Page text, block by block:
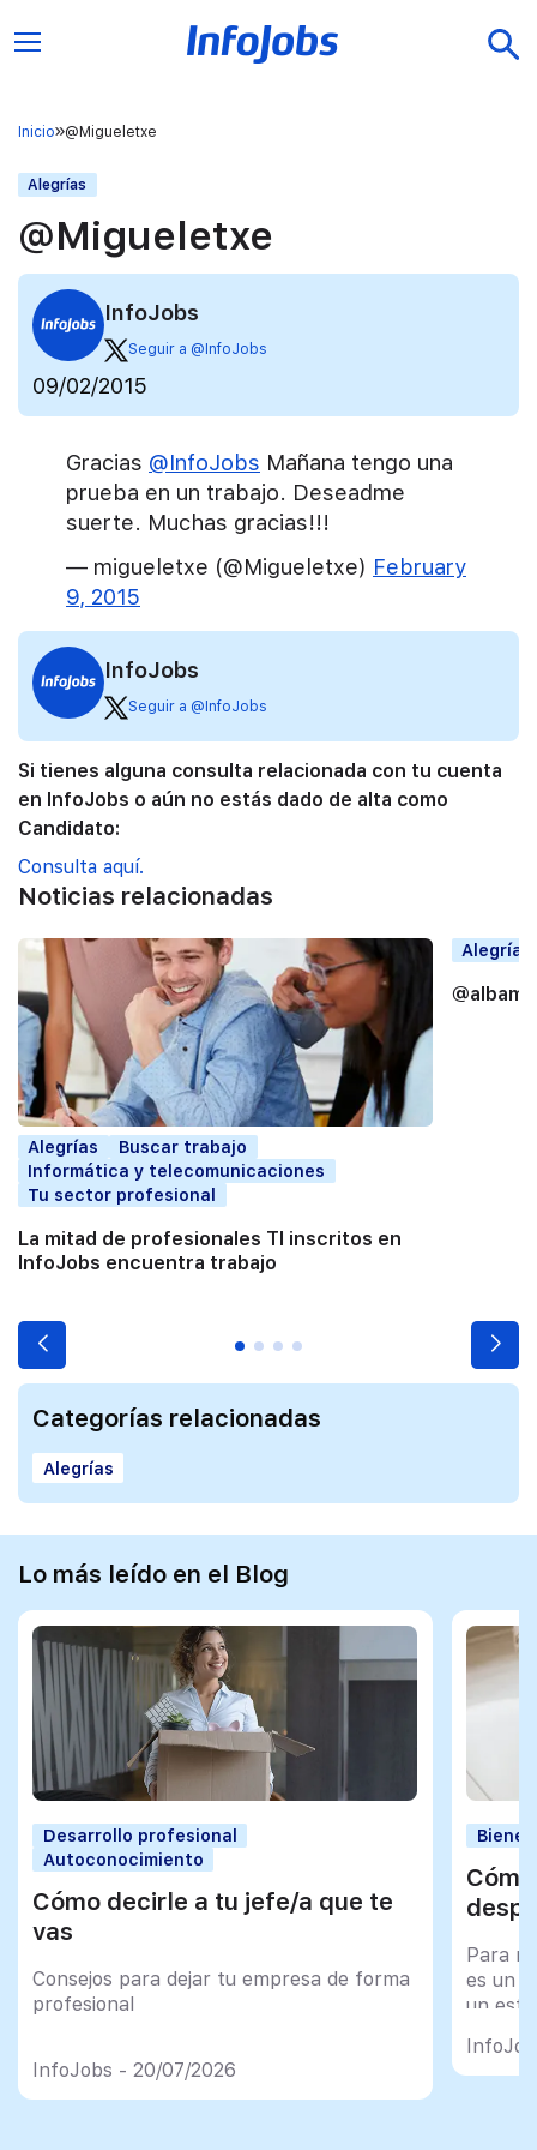
Inicio @Migueletxe
Alegrías
@Migueletxe
InfoJobs
Seguir a @InfoJobs
09/02/2015
Gracias @InfoJobs Mañana tengo una
prueba en un trabajo. Deseadme
suerte. Muchas gracias!!!
— migueletxe (@Migueletxe) February
9, 2015
InfoJobs
Seguir a @InfoJobs
Si tienes alguna consulta relacionada con tu cuenta
en InfoJobs o aún no estás dado de alta como
Candidato:
Consulta aquí.
Noticias relacionadas
Alegrías
Buscar trabajo
Informática y telecomunicaciones
Tu sector profesional
La mitad de profesionales TI inscritos en
InfoJobs encuentra trabajo
Alegrías
Categorías relacionadas
Alegrías
Lo más leído en el Blog
Desarrollo profesional
Autoconocimiento
Cómo decirle a tu jefe/a que te
vas
Consejos para dejar tu empresa de forma
profesional
InfoJobs - 20/07/2026
Para
es un
un